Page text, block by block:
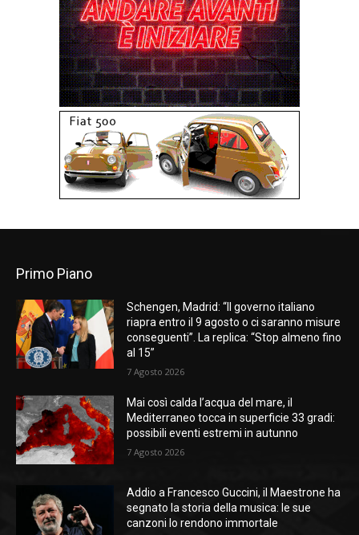
Primo Piano
Schengen, Madrid: “Il governo italiano
riapra entro il 9 agosto o ci saranno misure
conseguenti”. La replica: “Stop almeno fino
al 15”
7 Agosto 2026
Mai così calda l’acqua del mare, il
Mediterraneo tocca in superficie 33 gradi:
possibili eventi estremi in autunno
7 Agosto 2026
Addio a Francesco Guccini, il Maestrone ha
segnato la storia della musica: le sue
canzoni lo rendono immortale